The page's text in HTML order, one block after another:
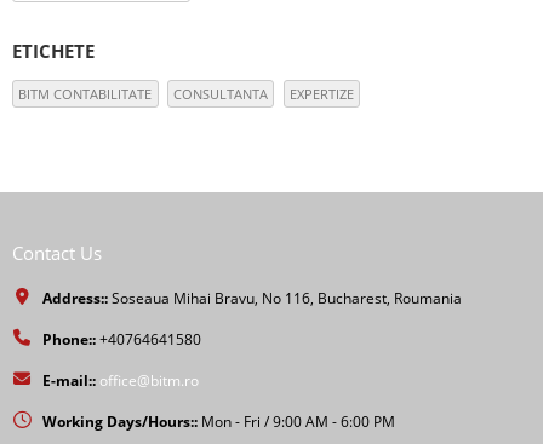
ETICHETE
BITM CONTABILITATE CONSULTANTA EXPERTIZE
Contact Us
Address::Soseaua Mihai Bravu, No 116, Bucharest, Roumania
Phone::+40764641580
E-mail:: office@bitm.ro
Working Days/Hours:: Mon - Fri / 9:00 AM - 6:00 PM